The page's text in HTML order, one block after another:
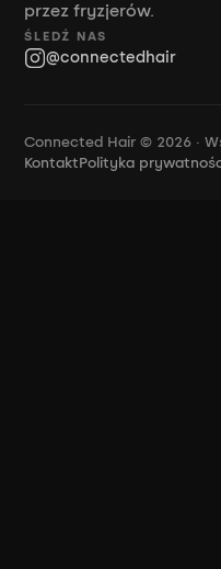
przez fryzjerów.
ŚLEDŹ NAS
@connectedhair
Connected Hair © 2026 ·
KontaktPolityka